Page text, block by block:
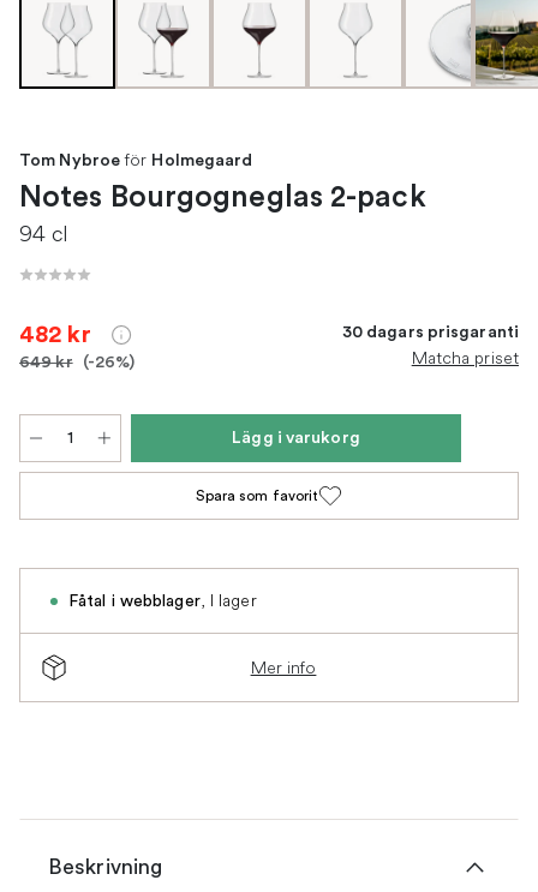
Tom Nybroe för Holmegaard
Notes Bourgogneglas 2-pack
94 cl
482 kr
649 kr (-26%)
30 dagars prisgaranti
Matcha priset
Lägg i varukorg
Spara som favorit
Fåtal i webblager, I lager
Mer info
Beskrivning